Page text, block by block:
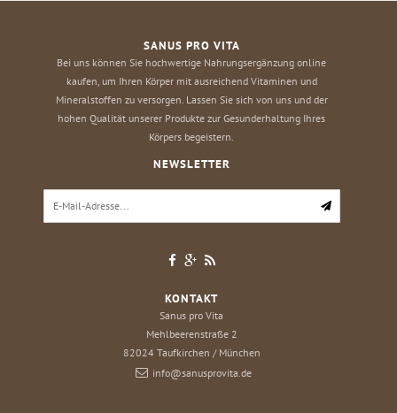
SANUS PRO VITA
Bei uns können Sie hochwertige Nahrungsergänzung online
kaufen, um Ihren Körper mit ausreichend Vitaminen und
Mineralstoffen zu versorgen. Lassen Sie sich von uns und der
hohen Qualität unserer Produkte zur Gesunderhaltung Ihres
Körpers begeistern.
NEWSLETTER
KONTAKT
Sanus pro Vita
Mehlbeerenstraße 2
82024 Taufkirchen / München
info@sanusprovita.de